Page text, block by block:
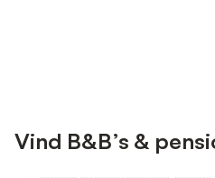
Vind B&B’s &